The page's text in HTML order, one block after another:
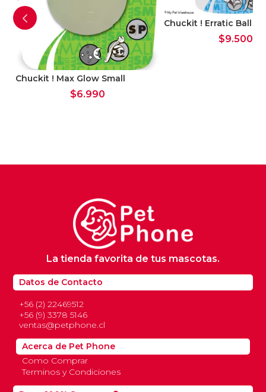
Chuckit ! Max Glow Small
$6.990
Chuckit ! Erratic Ball
$9.500
Datos de Contacto
+56 (2) 22469512
+56 (9) 3378 5146
ventas@petphone.cl
La tienda favorita de tus mascotas.
Acerca de Pet Phone
Como Comprar
Terminos y Condiciones